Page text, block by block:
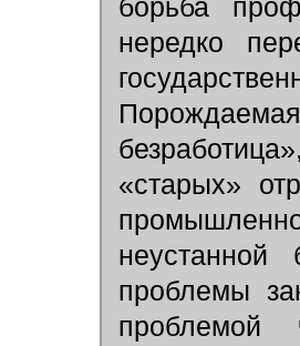
борьба
нередко
«старых»
проблемы
проблемой